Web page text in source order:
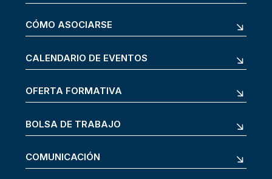
CÓMO ASOCIARSE
CALENDARIO DE EVENTOS
OFERTA FORMATIVA
BOLSA DE TRABAJO
COMUNICACIÓN